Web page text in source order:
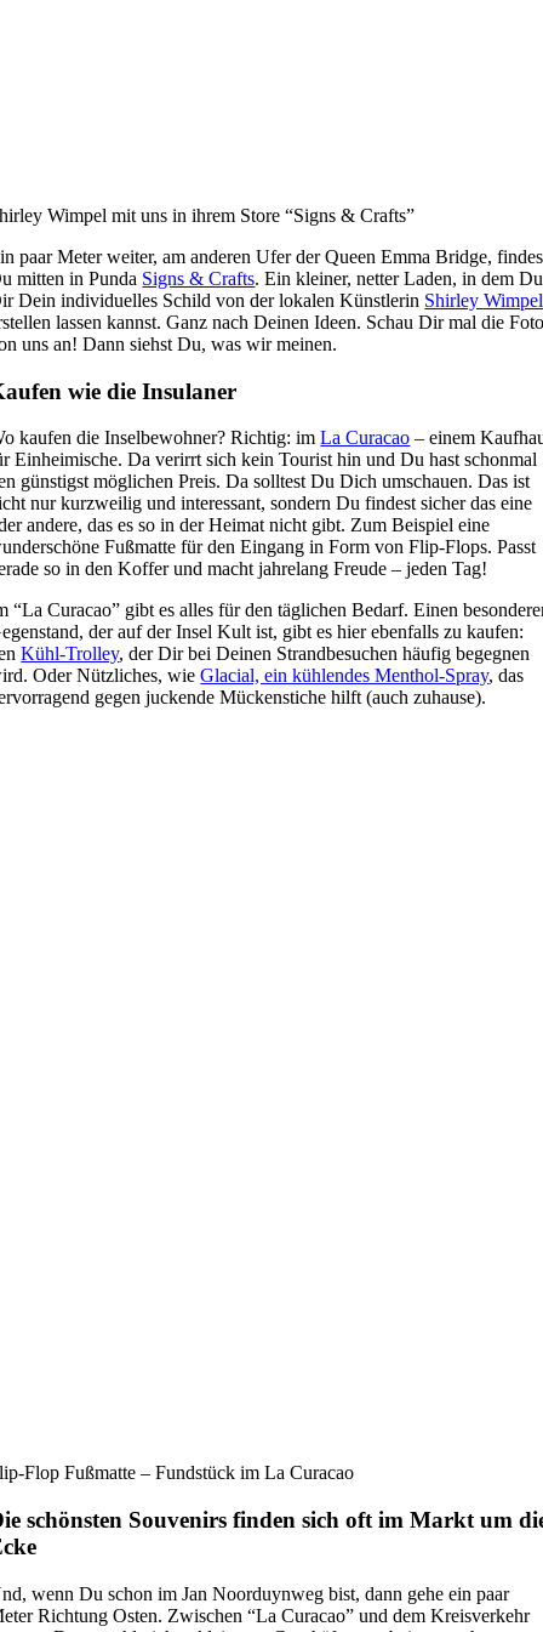
Wimpel mit uns in ihrem Store “Signs & Crafts”
paar Meter weiter, am anderen Ufer der Queen Emma Bridge,
mitten in Punda Signs & Crafts. Ein kleiner, netter Laden, in dem Du
Dein individuelles Schild von der lokalen Künstlerin Shirley Wimpel
lassen kannst. Ganz nach Deinen Ideen. Schau Dir mal die
uns an! Dann siehst Du, was wir meinen.
wie die Insulaner
kaufen die Inselbewohner? Richtig: imLa Curacao – einem
Einheimische. Da verirrt sich kein Tourist hin und Du hast schonmal
günstigst möglichen Preis. Da solltest Du Dich umschauen. Das ist
nur kurzweilig und interessant, sondern Du findest sicher das eine
andere, das es so in der Heimat nicht gibt. Zum Beispiel eine
Fußmatte für den Eingang in Form von Flip-Flops. Passt
so in den Koffer und macht jahrelang Freude – jeden Tag!
“La Curacao” gibt es alles für den täglichen Bedarf. Einen
der auf der Insel Kult ist, gibt es hier ebenfalls zu kaufen:
Kühl-Trolley, der Dir bei Deinen Strandbesuchen häufig begegnen
Oder Nützliches, wieGlacial, ein kühlendes Menthol-Spray, das
gegen juckende Mückenstiche hilft (auch zuhause).
Flop Fußmatte – Fundstück im La Curacao
schönsten Souvenirs finden sich oft im Markt um
wenn Du schon im Jan Noorduynweg bist, dann gehe ein paar
Richtung Osten. Zwischen “La Curacao” und dem Kreisverkehr